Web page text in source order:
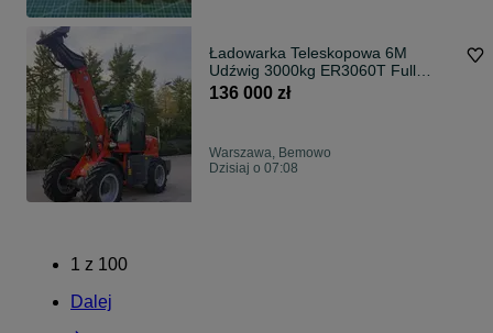
Ładowarka Teleskopowa 6M
Udźwig 3000kg ER3060T Full
Opcja DEMO
136 000 zł
Warszawa, Bemowo
Dzisiaj o 07:08
1 z 100
Dalej